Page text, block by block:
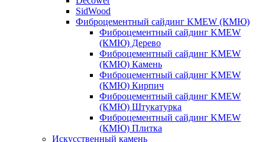
SidWood
Фиброцементный сайдинг KMEW (КМЮ)
Фиброцементный сайдинг KMEW
(КМЮ) Дерево
Фиброцементный сайдинг KMEW
(КМЮ) Камень
Фиброцементный сайдинг KMEW
(КМЮ) Кирпич
Фиброцементный сайдинг KMEW
(КМЮ) Штукатурка
Фиброцементный сайдинг KMEW
(КМЮ) Плитка
Искусственный камень